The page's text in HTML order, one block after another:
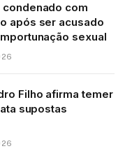
condenado com
após ser acusado
sexual
Filho afirma temer
supostas